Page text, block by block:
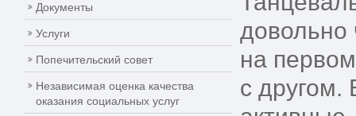
Документы
Услуги
Попечительский совет
Независимая оценка качества
оказания социальных услуг
довольно
на
с другом.